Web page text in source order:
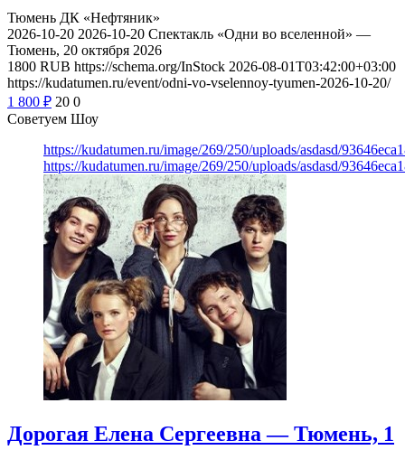
Тюмень ДК «Нефтяник»
2026-10-20 2026-10-20 Спектакль «Одни во вселенной» —
Тюмень, 20 октября 2026
1800 RUB https://schema.org/InStock 2026-08-01T03:42:00+03:00
https://kudatumen.ru/event/odni-vo-vselennoy-tyumen-2026-10-20/
1 800 ₽ 20 0
Советуем Шоу
https://kudatumen.ru/image/269/250/uploads/asdasd/
https://kudatumen.ru/image/269/250/uploads/asdasd/
Дорогая Елена Сергеевна — Тюмень, 1